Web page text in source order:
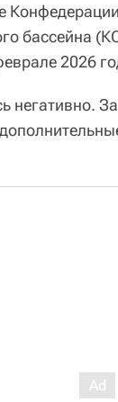
бассейна
2026
негативно.